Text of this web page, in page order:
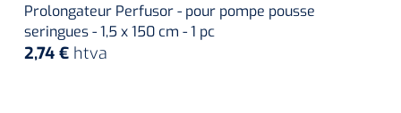
Prolongateur Perfusor - pour pompe pousse
seringues - 1,5 x 150 cm - 1 pc
2,74 € htva